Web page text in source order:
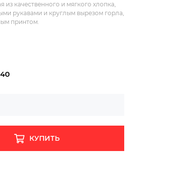
качественного и мягкого хлопка,
рукавами и круглым вырезом горла,
принтом.
КУПИТЬ